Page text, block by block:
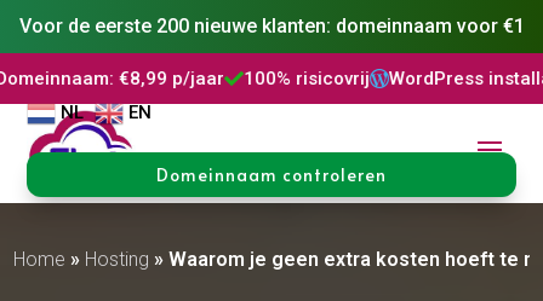
Voor de eerste 200 nieuwe klanten: domeinnaam voor €1
€8,99 p/jaar100% risicovrijWordPress installatie
NL
EN
Domeinnaam controleren
Home » Hosting »Waarom je geen extra kosten hoeft te